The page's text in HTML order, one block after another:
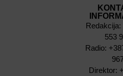
Redakcija:
553
Radio:
Direktor: